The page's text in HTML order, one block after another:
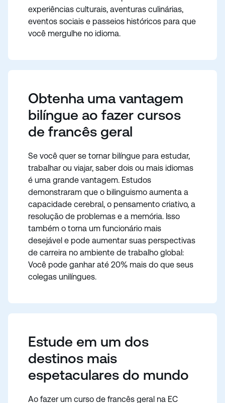
experiências culturais, aventuras culinárias,
eventos sociais e passeios históricos para que
você mergulhe no idioma.
Obtenha uma vantagem
bilíngue ao fazer cursos
de francês geral
Se você quer se tornar bilíngue para estudar,
trabalhar ou viajar, saber dois ou mais idiomas
é uma grande vantagem. Estudos
demonstraram que o bilinguismo aumenta a
capacidade cerebral, o pensamento criativo, a
resolução de problemas e a memória. Isso
também o torna um funcionário mais
desejável e pode aumentar suas perspectivas
de carreira no ambiente de trabalho global:
Você pode ganhar até 20% mais do que seus
colegas unilíngues.
Estude em um dos
destinos mais
espetaculares do mundo
Ao fazer um curso de francês geral na EC